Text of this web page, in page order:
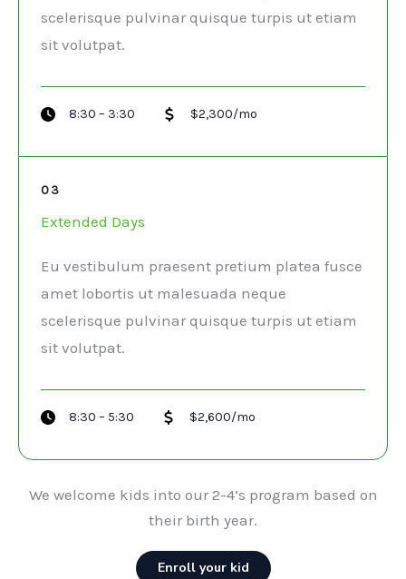
scelerisque pulvinar quisque turpis ut etiam
sit volutpat.​
8:30 – 3:30 $2,300/mo
03
Extended Days
Eu vestibulum praesent pretium platea fusce
amet lobortis ut malesuada neque
scelerisque pulvinar quisque turpis ut etiam
sit volutpat.​
8:30 – 5:30 $2,600/mo
We welcome kids into our 2-4’s program based on
their birth year.
Enroll your kid